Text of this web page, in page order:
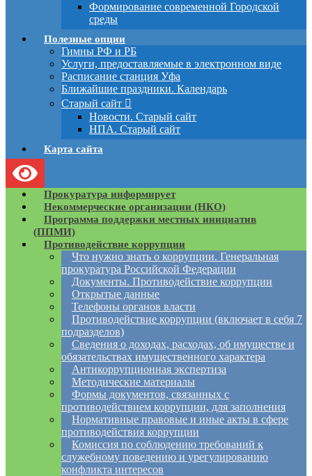
Формирование современной Городской
среды
Полезные опции
Гимны РФ и РБ
Услуги, предоставляемые в электронном виде
Расписание станция Уфа
Ближайшие праздники. Календарь
Старый сайт
Новости. Старый сайт
НПА. Старый сайт
Карта сайта
Прокуратура информирует
Некоммерческие организации (НКО)
Программа поддержки местных инициатив
(ППМИ)
Противодействие коррупции
Что нужно знать о коррупции. Генеральная
прокуратура Российской Федерации
Документы. Противодействие коррупции
Открытые данные
Телефоны органов власти
Противодействие коррупции (включает в себя 7
подразделов)
Сведения о доходах, расходах, об имуществе и
обязательствах имущественного характера
Антикоррупционная экспертиза
Методические материалы
Формы документов, связанных с
противодействием коррупции, для заполнения
Нормативные правовые и иные акты в сфере
противодействия коррупции
Комиссия по соблюдению требований к
служебному поведению и урегулированию
конфликта интересов